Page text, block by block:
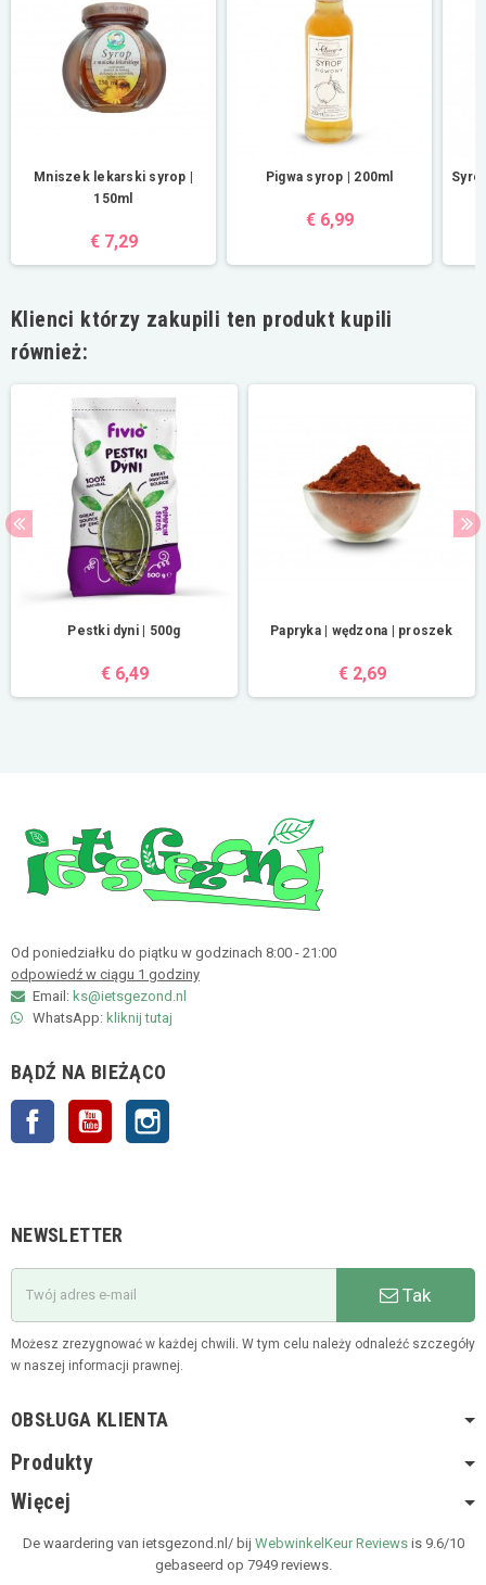
Mniszek lekarski syrop |
150ml
€ 7,29
Pigwa syrop | 200ml
€ 6,99
Klienci którzy zakupili ten produkt kupili
również:
Pestki dyni | 500g
€ 6,49
Papryka | wędzona | proszek
€ 2,69
Od poniedziałku do piątku w godzinach 8:00 - 21:00
odpowiedź w ciągu 1 godziny
Email: ks@ietsgezond.nl
WhatsApp: kliknij tutaj
BĄDŹ NA BIEŻĄCO
Facebook YouTube
NEWSLETTER
Tak
Możesz zrezygnować w każdej chwili. W tym celu należy odnaleźć szczegóły
w naszej informacji prawnej.
OBSŁUGA KLIENTA
Produkty
Więcej
De waardering van ietsgezond.nl/ bij WebwinkelKeur Reviewsis 9.6/10
gebaseerd op 7949 reviews.